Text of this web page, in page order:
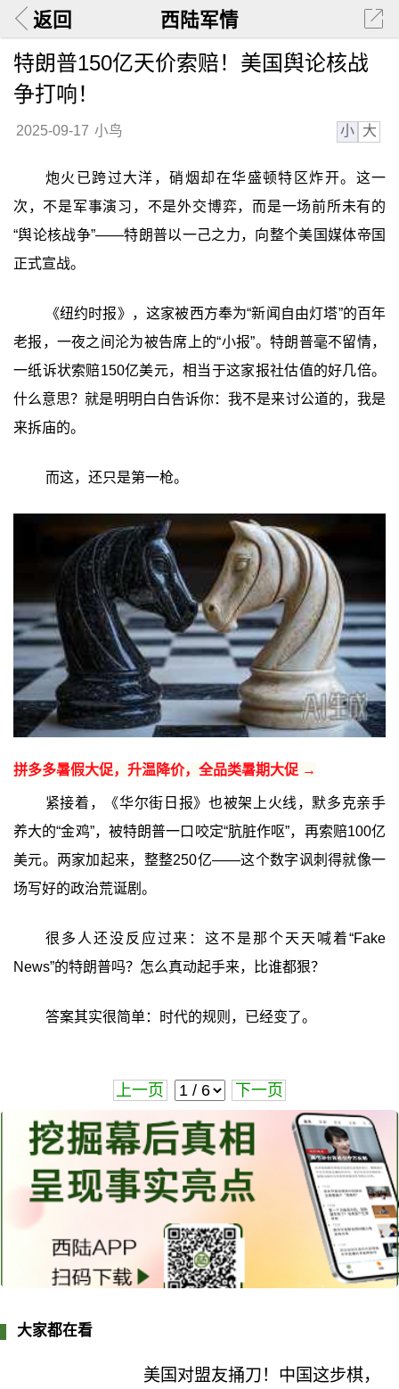
返回 西陆军情
特朗普150亿天价索赔！美国舆论核战
争打响！
2025-09-17 小鸟 小 大
炮火已跨过大洋，硝烟却在华盛顿特区炸开。这一
次，不是军事演习，不是外交博弈，而是一场前所未有的
“舆论核战争”——特朗普以一己之力，向整个美国媒体帝国
正式宣战。
《纽约时报》，这家被西方奉为“新闻自由灯塔”的百年
老报，一夜之间沦为被告席上的“小报”。特朗普毫不留情，
一纸诉状索赔150亿美元，相当于这家报社估值的好几倍。
什么意思？就是明明白白告诉你：我不是来讨公道的，我是
来拆庙的。
而这，还只是第一枪。
拼多多暑假大促，升温降价，全品类暑期大促 →
紧接着，《华尔街日报》也被架上火线，默多克亲手
养大的“金鸡”，被特朗普一口咬定“肮脏作呕”，再索赔100亿
美元。两家加起来，整整250亿——这个数字讽刺得就像一
场写好的政治荒诞剧。
很多人还没反应过来：这不是那个天天喊着“Fake
News”的特朗普吗？怎么真动起手来，比谁都狠？
答案其实很简单：时代的规则，已经变了。
上一页 下一页
大家都在看
美国对盟友捅刀！中国这步棋，